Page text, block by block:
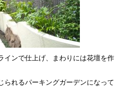
インで仕上げ、まわりには花壇を作
られるパーキングガーデンになって